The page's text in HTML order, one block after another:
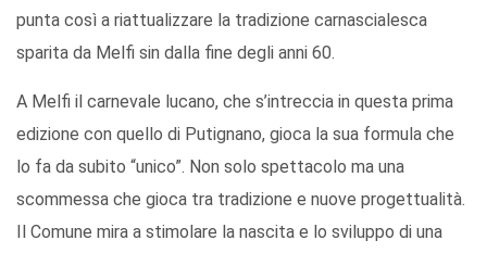
punta così a riattualizzare la tradizione carnascialesca
sparita da Melfi sin dalla fine degli anni 60.
A Melfi il carnevale lucano, che s’intreccia in questa prima
edizione con quello di Putignano, gioca la sua formula che
lo fa da subito “unico”. Non solo spettacolo ma una
scommessa che gioca tra tradizione e nuove progettualità.
Il Comune mira a stimolare la nascita e lo sviluppo di una